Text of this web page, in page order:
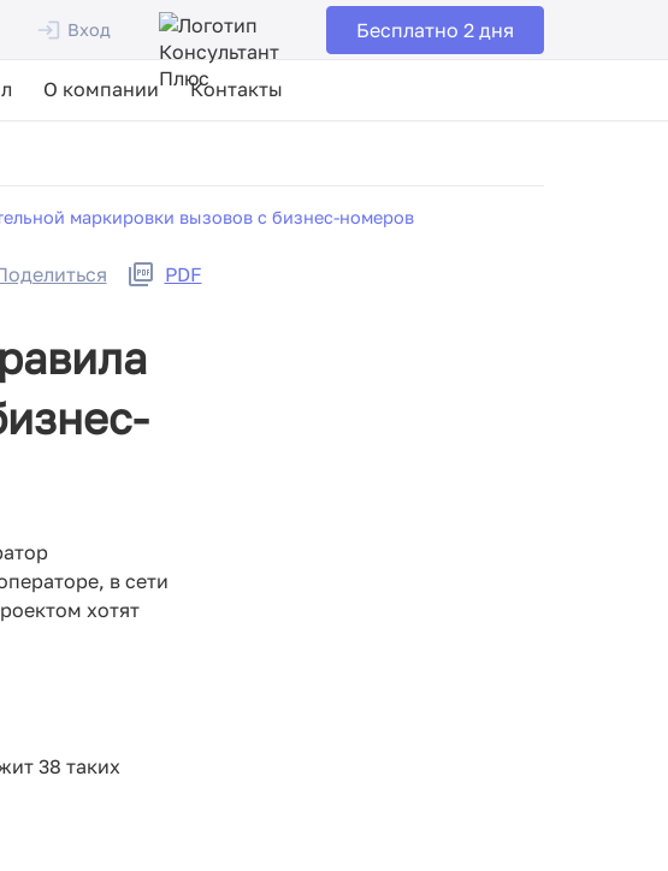
Вход Бесплатно 2 дня
О компании Контакты
маркировки вызовов с бизнес-номеров
PDF
в сети
хотят
38 таких